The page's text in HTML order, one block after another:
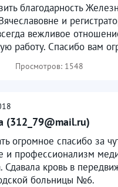
благодарность
и
вежливое
работу. Спасибо вам
Просмотров: 1548
(312_79@mail.ru)
огромное спасибо за
и профессионализм
Сдавала кровь в
больницы №6.